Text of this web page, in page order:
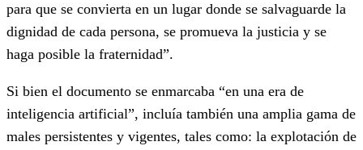
para que se convierta en un lugar donde se salvaguarde la
dignidad de cada persona, se promueva la justicia y se
haga posible la fraternidad”.
Si bien el documento se enmarcaba “en una era de
inteligencia artificial”, incluía también una amplia gama de
males persistentes y vigentes, tales como: la explotación de